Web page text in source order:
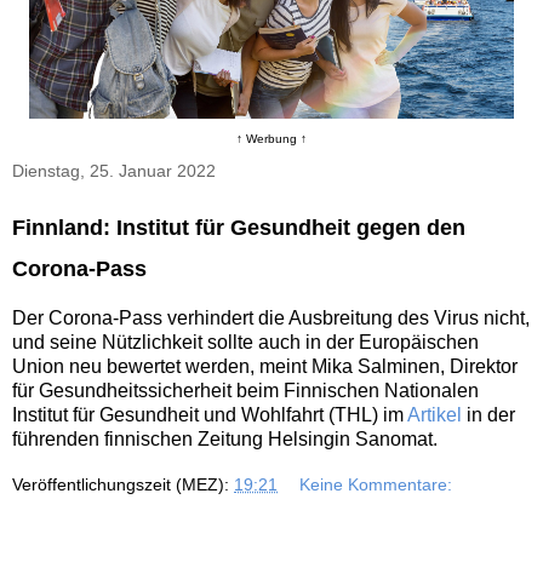
↑ Werbung ↑
Dienstag, 25. Januar 2022
Finnland: Institut für Gesundheit gegen den
Corona-Pass
Der Corona-Pass verhindert die Ausbreitung des Virus nicht,
und seine Nützlichkeit sollte auch in der Europäischen
Union neu bewertet werden, meint Mika Salminen, Direktor
für Gesundheitssicherheit beim Finnischen Nationalen
Institut für Gesundheit und Wohlfahrt (THL) imArtikel in der
führenden finnischen Zeitung Helsingin Sanomat.
Veröffentlichungszeit (MEZ): 19:21 Keine Kommentare: